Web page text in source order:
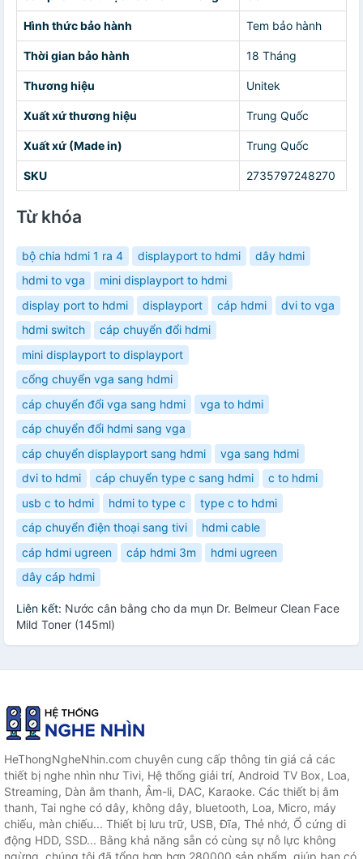
Hình thức bảo hành Tem bảo hành
Thời gian bảo hành 18 Tháng
Thương hiệu Unitek
Xuất xứ thương hiệu Trung Quốc
Xuất xứ (Made in) Trung Quốc
SKU 2735797248270
Từ khóa
bộ chia hdmi 1 ra 4 displayport to hdmi
dây hdmi
hdmi to vga
mini displayport to hdmi
display port to hdmi
displayport cáp hdmi
dvi to vga
hdmi switch
cáp chuyển đổi hdmi
mini displayport to displayport
cổng chuyển vga sang hdmi
cáp chuyển đổi vga sang hdmi
vga to hdmi
cáp chuyển đổi hdmi sang vga
cáp chuyển displayport sang hdmi
vga sang hdmi
dvi to hdmi
cáp chuyển type c sang hdmi
c to hdmi
usb c to hdmi
hdmi to type c
type c to hdmi
cáp chuyển điện thoại sang tivi
hdmi cable
cáp hdmi ugreen
cáp hdmi 3m
hdmi ugreen
dây cáp hdmi
Liên kết: Nước cân bằng cho da mụn Dr. Belmeur Clean Face
Mild Toner (145ml)
HeThongNgheNhin.com chuyên cung cấp thông tin giá cả các
thiết bị nghe nhìn như Tivi, Hệ thống giải trí, Android TV Box, Loa,
Streaming, Dàn âm thanh, Âm-li, DAC, Karaoke. Các thiết bị âm
thanh, Tai nghe có dây, không dây, bluetooth, Loa, Micro, máy
chiếu, màn chiếu... Thiết bị lưu trữ, USB, Đĩa, Thẻ nhớ, Ổ cứng di
động HDD, SSD... Bằng khả năng sẵn có cùng sự nỗ lực không